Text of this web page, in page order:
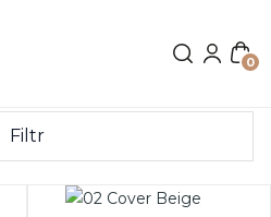
0
Filtr